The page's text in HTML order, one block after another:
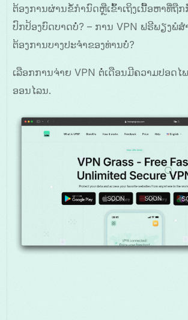
ຕ້ອງການຜ່ານຂໍ້ກຳນົດຫຼືເຂົ້າເຖິງເນື້ອຫາທີ່ຖື
ປົກປ້ອງບົດບາດບໍ່? – ການ VPN ຟຣີພຽງພໍສ
ຕ້ອງການບາງປະຈຳຂອງທ່ານບໍ່?
ເລືອກການຈ່າຍ VPN ຕໍ່ເດືອນມີຄວາມປອດໄ
ອອນໄລນ.